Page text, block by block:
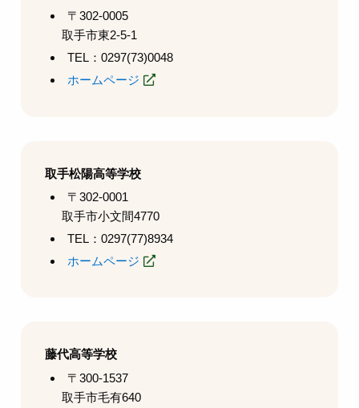
〒302-0005
取手市東2-5-1
TEL：0297(73)0048
ホームページ
取手松陽高等学校
〒302-0001
取手市小文間4770
TEL：0297(77)8934
ホームページ
藤代高等学校
〒300-1537
取手市毛有640